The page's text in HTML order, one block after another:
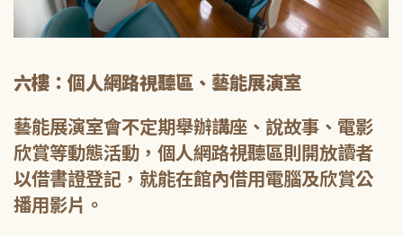
六樓：個人網路視聽區、藝能展演室
藝能展演室會不定期舉辦講座、說故事、電影
欣賞等動態活動，個人網路視聽區則開放讀者
以借書證登記，就能在館內借用電腦及欣賞公
播用影片。